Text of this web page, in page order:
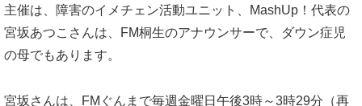
主催は、障害のイメチェン活動ユニット、MashUp！代表の
宮坂あつこさんは、FM桐生のアナウンサーで、ダウン症児
の母でもあります。
宮坂さんは、FMぐんまで毎週金曜日午後3時～3時29分（再